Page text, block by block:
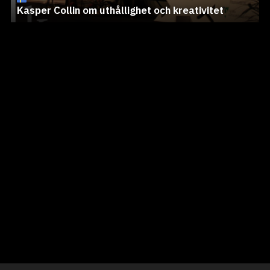
Kasper Collin om uthållighet och kreativitet